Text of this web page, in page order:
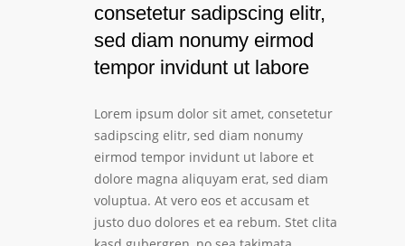
consetetur sadipscing elitr,
sed diam nonumy eirmod
tempor invidunt ut labore
Lorem ipsum dolor sit amet, consetetur
sadipscing elitr, sed diam nonumy
eirmod tempor invidunt ut labore et
dolore magna aliquyam erat, sed diam
voluptua. At vero eos et accusam et
justo duo dolores et ea rebum. Stet clita